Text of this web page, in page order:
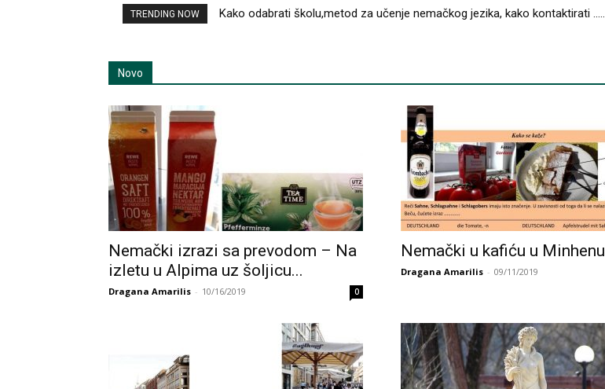
TRENDING NOW Kako odabrati školu,metod za učenje nemačkog jezika, kako kontaktirati …..
Svrha učenja ili odredi svoj cilj
Novo
Nemački izrazi sa prevodom – Na
izletu u Alpima uz šoljicu...
Dragana Amarilis - 10/16/2019 0
Nemački u kafiću u Minhenu
Dragana Amarilis - 09/11/2019